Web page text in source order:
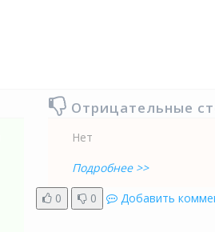
Отрицательные
Нет
Подробнее >>
0
0 Добавить